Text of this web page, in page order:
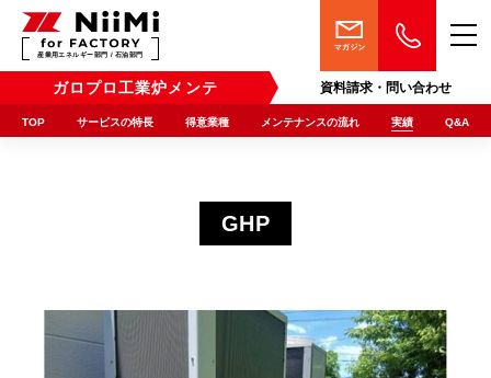
産業用エネルギー部門 / 石油部門
ガロプロ工業炉メンテ 資料請求・問い合わせ
TOP サービスの特長 得意業種 メンテナンスの流れ 実績 Q&A
GHP